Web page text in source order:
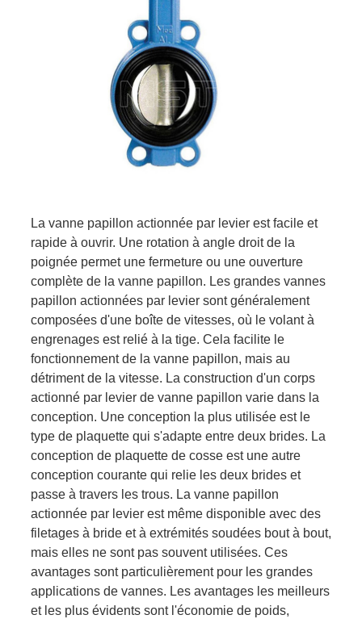
La vanne papillon actionnée par levier est facile et
rapide à ouvrir. Une rotation à angle droit de la
poignée permet une fermeture ou une ouverture
complète de la vanne papillon. Les grandes vannes
papillon actionnées par levier sont généralement
composées d'une boîte de vitesses, où le volant à
engrenages est relié à la tige. Cela facilite le
fonctionnement de la vanne papillon, mais au
détriment de la vitesse. La construction d'un corps
actionné par levier de vanne papillon varie dans la
conception. Une conception la plus utilisée est le
type de plaquette qui s'adapte entre deux brides. La
conception de plaquette de cosse est une autre
conception courante qui relie les deux brides et
passe à travers les trous. La vanne papillon
actionnée par levier est même disponible avec des
filetages à bride et à extrémités soudées bout à bout,
mais elles ne sont pas souvent utilisées. Ces
avantages sont particulièrement pour les grandes
applications de vannes. Les avantages les meilleurs
et les plus évidents sont l'économie de poids,